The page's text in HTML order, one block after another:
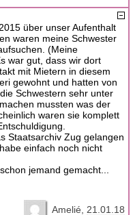
über unser Aufenthalt
waren meine Schwester
(Meine
war gut, dass wir dort
mit Mietern in diesem
gewohnt und hatten von
Schwestern sehr unter
mussten was der
waren sie komplett
Staatsarchiv Zug gelangen
einfach noch nicht
jemand gemacht...
Amelié 21.01.18